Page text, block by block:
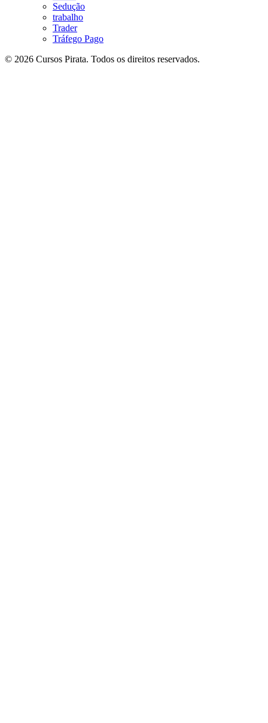
Sedução
trabalho
Trader
Tráfego Pago
© 2026 Cursos Pirata. Todos os direitos reservados.